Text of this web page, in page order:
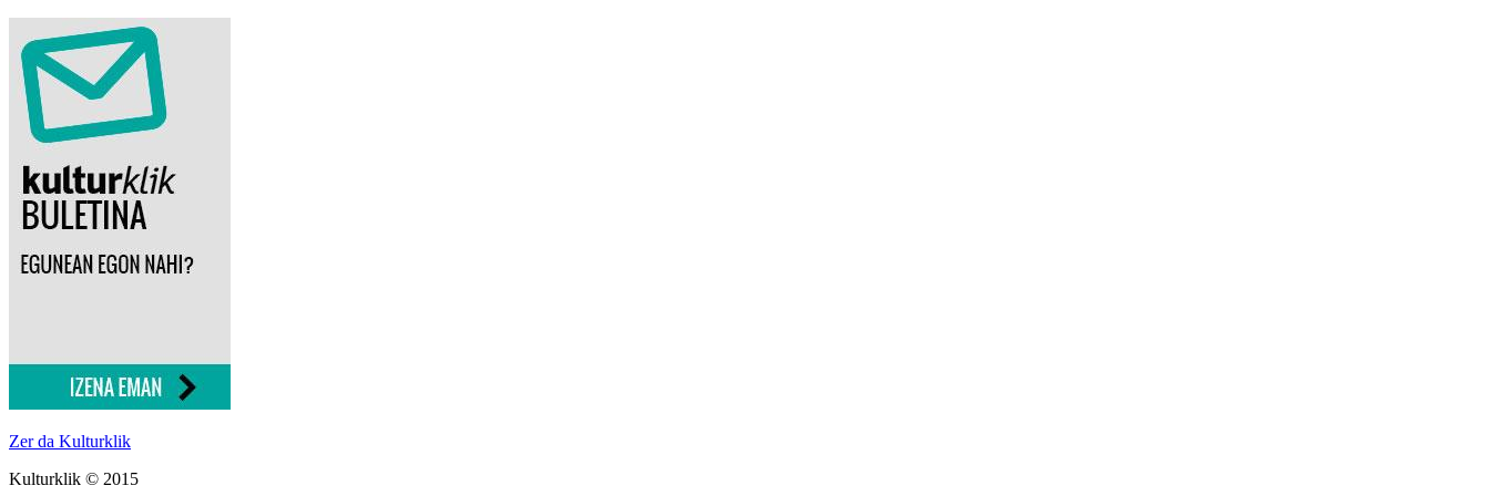
Zer da Kulturklik
Kulturklik © 2015